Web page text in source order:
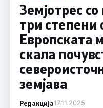
Земјотрес
три степени
Европската
скала
земјава
Редакција17.11.2025